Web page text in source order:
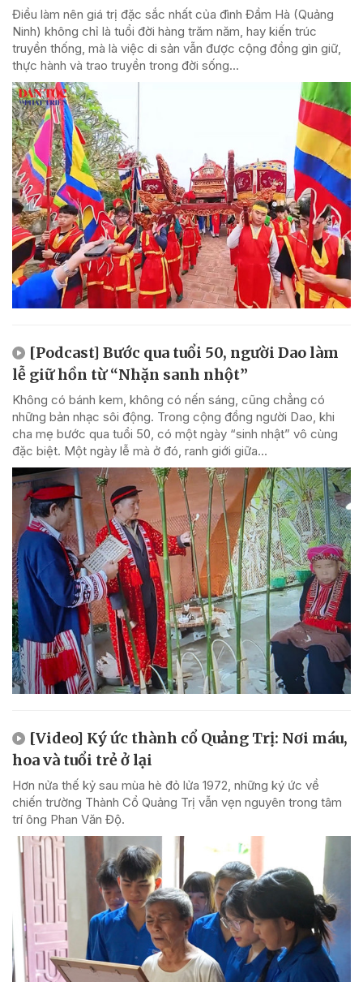
Điều làm nên giá trị đặc sắc nhất của đình Đầm Hà (Quảng
Ninh) không chỉ là tuổi đời hàng trăm năm, hay kiến trúc
truyền thống, mà là việc di sản vẫn được cộng đồng gìn giữ,
thực hành và trao truyền trong đời sống...
[Podcast] Bước qua tuổi 50, người Dao làm
lễ giữ hồn từ “Nhặn sanh nhột”
Không có bánh kem, không có nến sáng, cũng chẳng có
những bản nhạc sôi động. Trong cộng đồng người Dao, khi
cha mẹ bước qua tuổi 50, có một ngày “sinh nhật” vô cùng
đặc biệt. Một ngày lễ mà ở đó, ranh giới giữa...
[Video] Ký ức thành cổ Quảng Trị: Nơi máu,
hoa và tuổi trẻ ở lại
Hơn nửa thế kỷ sau mùa hè đỏ lửa 1972, những ký ức về
chiến trường Thành Cổ Quảng Trị vẫn vẹn nguyên trong tâm
trí ông Phan Văn Độ.